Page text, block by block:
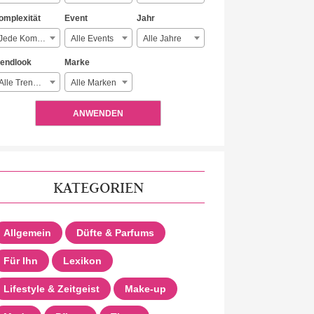
Jede Komplexität
Event
Alle Events
Jahr
Alle Jahre
Alle Trendlooks
Marke
Alle Marken
ANWENDEN
KATEGORIEN
Allgemein Düfte & Parfums
Für Ihn Lexikon
Lifestyle & Zeitgeist Make-up